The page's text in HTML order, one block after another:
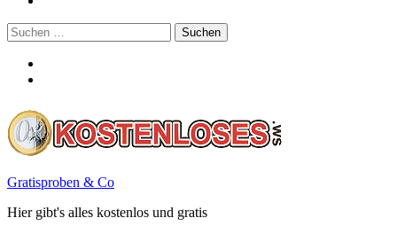
Suchen
nach:
Gratisproben & Co
Hier gibt's alles kostenlos und gratis